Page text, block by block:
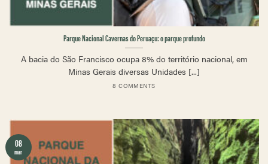
Parque Nacional Cavernas do Peruaçu: o parque profundo
A bacia do São Francisco ocupa 8% do território nacional, em
Minas Gerais diversas Unidades [...]
8 COMMENTS
08
mar